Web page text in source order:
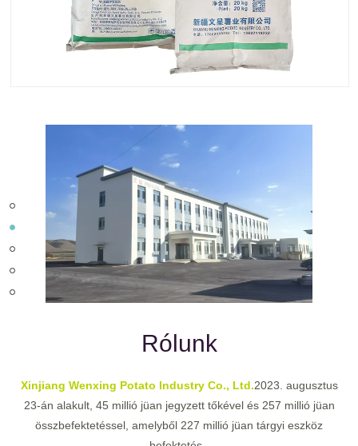
Rólunk
Xinjiang Wenxing Potato Industry Co., Ltd.2023. augusztus
23-án alakult, 45 millió jüan jegyzett tőkével és 257 millió jüan
összbefektetéssel, amelyből 227 millió jüan tárgyi eszköz